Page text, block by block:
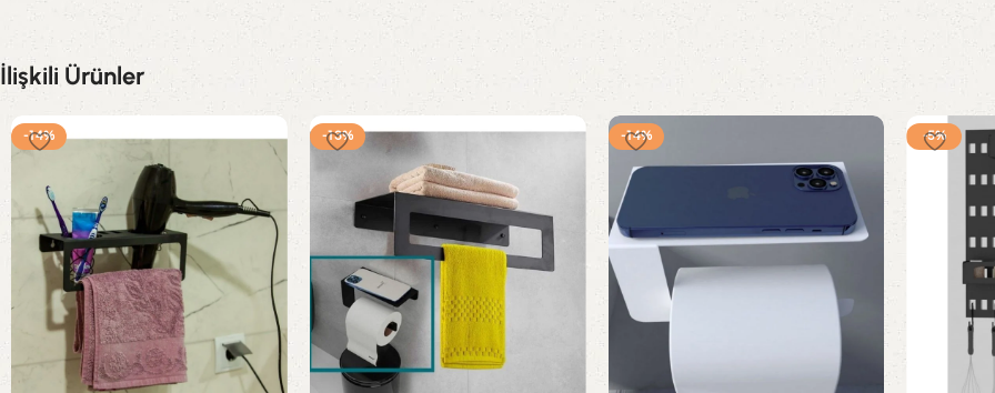
İlişkili Ürünler
-14% -13% -14% -5%